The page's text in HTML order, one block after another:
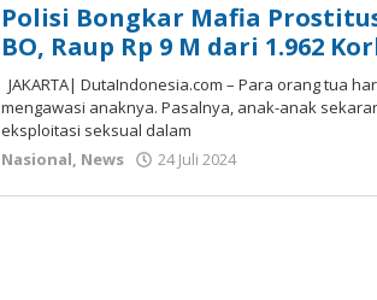
Polisi Bongkar Mafia
BO, Raup Rp 9 M dari 1.962
JAKARTA| DutaIndonesia.com – Para orang tua
mengawasi anaknya. Pasalnya, anak-anak
eksploitasi seksual dalam
Nasional, News 24 Juli 2024
Susanto